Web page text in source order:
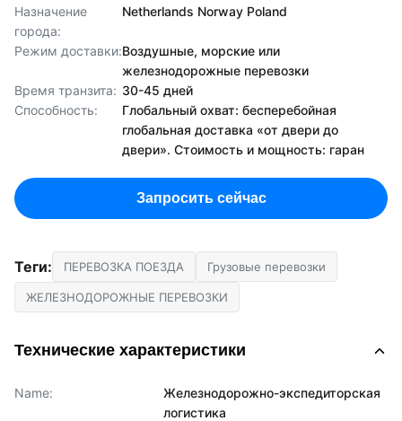
Назначение
города:
Netherlands Norway Poland
Режим доставки:Воздушные, морские или
железнодорожные перевозки
Время транзита: 30-45 дней
Способность:
Глобальный охват: бесперебойная
глобальная доставка «от двери до
двери». Стоимость и мощность: гаран
Запросить сейчас
Теги: ПЕРЕВОЗКА ПОЕЗДА Грузовые перевозки
ЖЕЛЕЗНОДОРОЖНЫЕ ПЕРЕВОЗКИ
Технические характеристики
Name:
Железнодорожно-экспедиторская
логистика